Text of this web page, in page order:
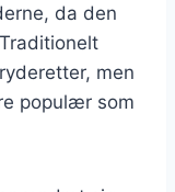
da den
men
populær som